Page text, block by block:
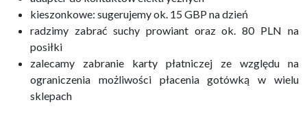
kieszonkowe: sugerujemy ok. 15 GBP na dzień
radzimy zabrać suchy prowiant oraz ok. 80 PLN na
posiłki
zalecamy zabranie karty płatniczej ze względu na
ograniczenia możliwości płacenia gotówką w wielu
sklepach